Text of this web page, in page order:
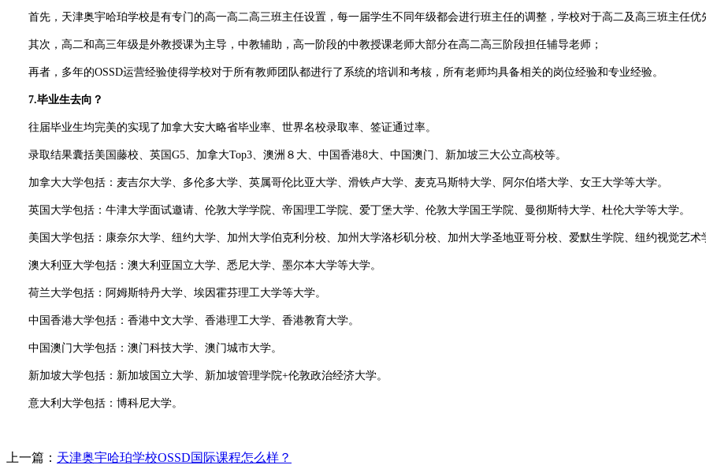
首先，天津奥宇哈珀学校是有专门的高一高二高三班主任设置，每一届学生不同年级都会进行班主任的调整，学校对于高二及高三班主任优
其次，高二和高三年级是外教授课为主导，中教辅助，高一阶段的中教授课老师大部分在高二高三阶段担任辅导老师；
再者，多年的OSSD运营经验使得学校对于所有教师团队都进行了系统的培训和考核，所有老师均具备相关的岗位经验和专业经验。
7.毕业生去向？
往届毕业生均完美的实现了加拿大安大略省毕业率、世界名校录取率、签证通过率。
录取结果囊括美国藤校、英国G5、加拿大Top3、澳洲８大、中国香港8大、中国澳门、新加坡三大公立高校等。
加拿大大学包括：麦吉尔大学、多伦多大学、英属哥伦比亚大学、滑铁卢大学、麦克马斯特大学、阿尔伯塔大学、女王大学等大学。
英国大学包括：牛津大学面试邀请、伦敦大学学院、帝国理工学院、爱丁堡大学、伦敦大学国王学院、曼彻斯特大学、杜伦大学等大学。
美国大学包括：康奈尔大学、纽约大学、加州大学伯克利分校、加州大学洛杉矶分校、加州大学圣地亚哥分校、爱默生学院、纽约视觉艺术
澳大利亚大学包括：澳大利亚国立大学、悉尼大学、墨尔本大学等大学。
荷兰大学包括：阿姆斯特丹大学、埃因霍芬理工大学等大学。
中国香港大学包括：香港中文大学、香港理工大学、香港教育大学。
中国澳门大学包括：澳门科技大学、澳门城市大学。
新加坡大学包括：新加坡国立大学、新加坡管理学院+伦敦政治经济大学。
意大利大学包括：博科尼大学。
上一篇： 天津奥宇哈珀学校OSSD国际课程怎么样？